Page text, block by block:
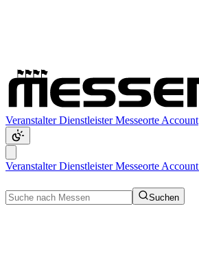
VeranstalterDienstleisterMesseorte Account
VeranstalterDienstleisterMesseorte Account
Suchen